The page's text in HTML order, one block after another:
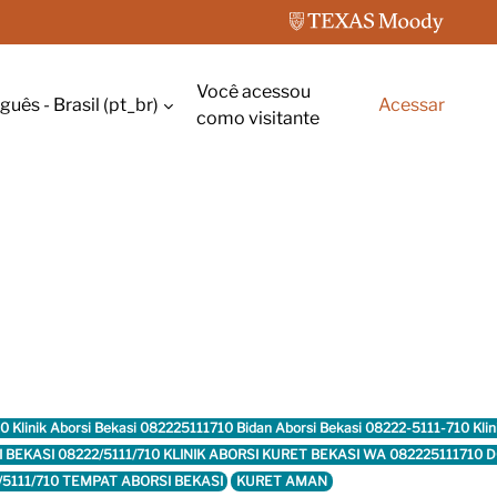
de pesquisa
- Brasil ‎(pt_br)‎
Você acessou
como visitante
Acessar
Aborsi Bekasi 082225111710 Bidan Aborsi Bekasi 08222-5111-710
08222/5111/710 KLINIK ABORSI KURET BEKASI WA
710 TEMPAT ABORSI BEKASI
KURET AMAN